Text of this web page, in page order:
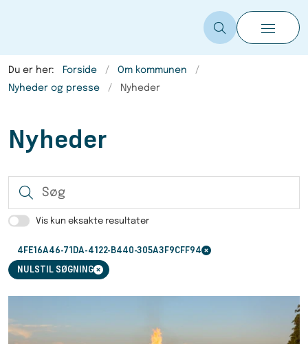
Du er her: Forside
Om kommunen
Nyheder og presse
Nyheder
Nyheder
Vis kun eksakte resultater
4FE16A46-71DA-4122-B440-305A3F9CFF94
NULSTIL SØGNING